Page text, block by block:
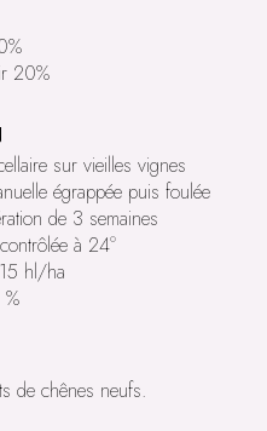
20%
sur vieilles vignes
égrappée puis foulée
de 3 semaines
à 24°
hl/ha
de chênes neufs.